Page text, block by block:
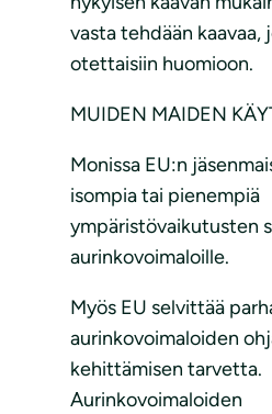
vasta tehdään kaavaa,
otettaisiin huomioon.
MUIDEN MAIDEN
Monissa EU:n
isompia tai pienempiä
ympäristövaikutusten
aurinkovoimaloille.
Myös EU selvittää
aurinkovoimaloiden
kehittämisen tarvetta.
Aurinkovoimaloiden